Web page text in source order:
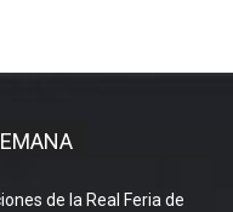
de la Real Feria de